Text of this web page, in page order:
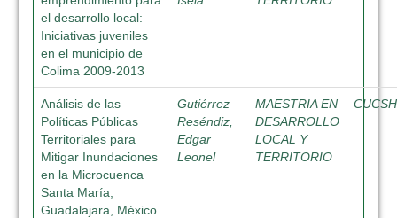
el desarrollo local:
Iniciativas juveniles
en el municipio de
Colima 2009-2013
Análisis de las
Políticas Públicas
Territoriales para
Mitigar Inundaciones
en la Microcuenca
Santa María,
Guadalajara, México.
Gutiérrez
Reséndiz,
Edgar
Leonel
MAESTRIA EN
DESARROLLO
LOCAL Y
TERRITORIO
CUCSH